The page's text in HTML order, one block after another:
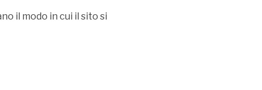
il modo in cui il sito si